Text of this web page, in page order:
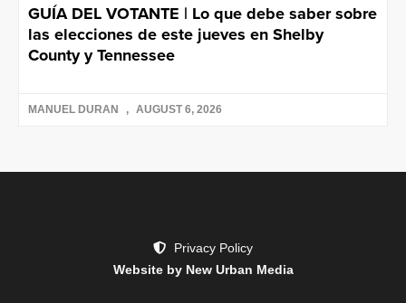
GUÍA DEL VOTANTE | Lo que debe saber sobre
las elecciones de este jueves en Shelby
County y Tennessee
MANUEL DURAN AUGUST 6, 2026
Privacy Policy
Website by New Urban Media